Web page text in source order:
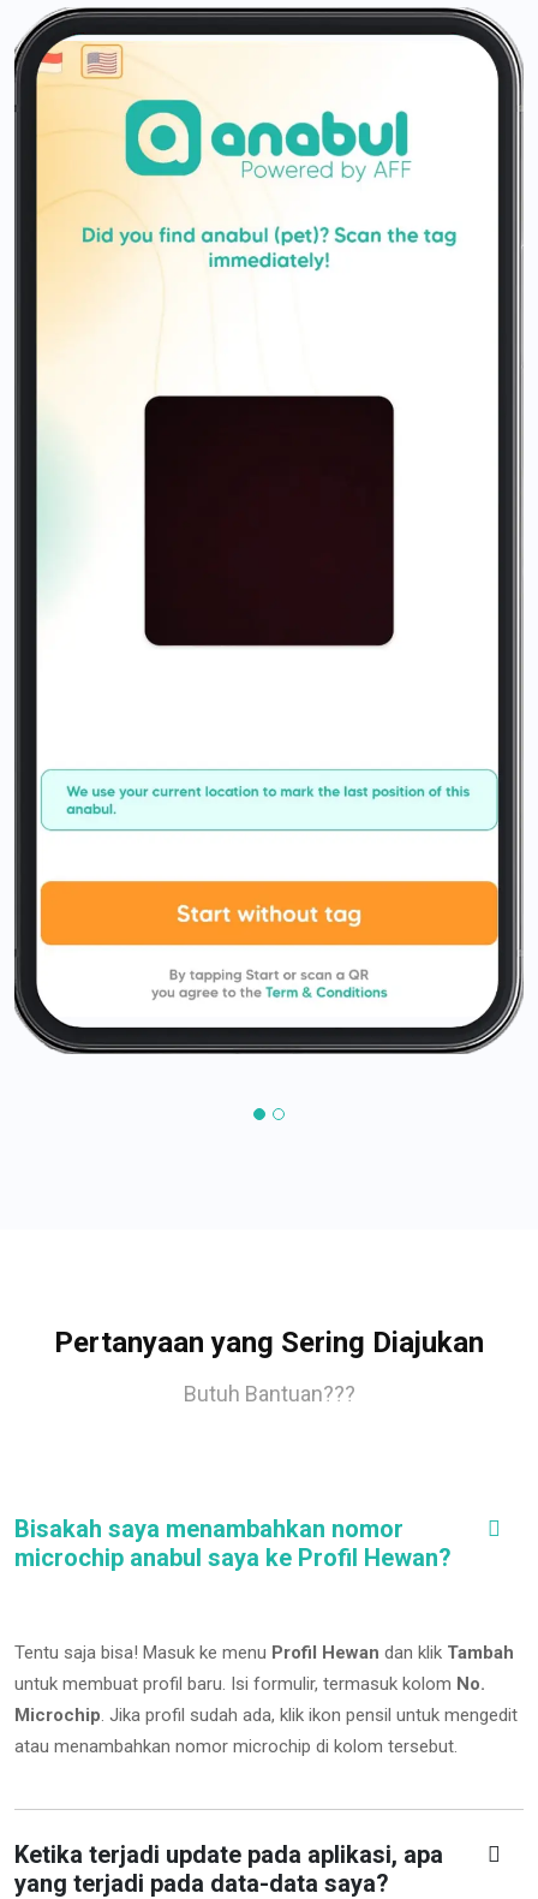
Pertanyaan yang Sering Diajukan
Butuh Bantuan???
Bisakah saya menambahkan nomor
microchip anabul saya ke Profil Hewan?
Tentu saja bisa! Masuk ke menu Profil Hewan dan klik Tambah
untuk membuat profil baru. Isi formulir, termasuk kolom No.
Microchip. Jika profil sudah ada, klik ikon pensil untuk mengedit
atau menambahkan nomor microchip di kolom tersebut.
Ketika terjadi update pada aplikasi, apa
yang terjadi pada data-data saya?